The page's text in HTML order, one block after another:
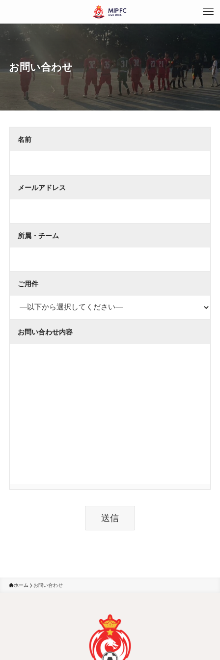
お問い合わせ
名前
メールアドレス
所属・チーム
ご用件
お問い合わせ内容
ホーム お問い合わせ